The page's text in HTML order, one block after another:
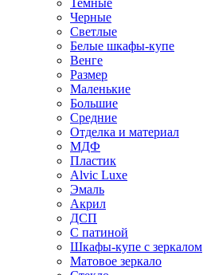
Темные
Черные
Светлые
Белые шкафы-купе
Венге
Размер
Маленькие
Большие
Средние
Отделка и материал
МДФ
Пластик
Alvic Luxe
Эмаль
Акрил
ДСП
С патиной
Шкафы-купе с зеркалом
Матовое зеркало